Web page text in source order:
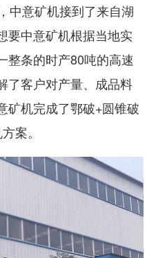
意矿机接到了来自湖
要中意矿机根据当地实
整条的时产80吨的高速
了客户对产量、成品料
矿机完成了鄂破+圆锥破
案。